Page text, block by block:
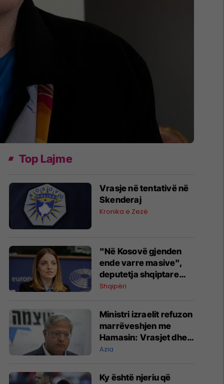
Top Lajme
Vrasje në tentativë në
Skenderaj
Kronika e Zezë
"Në Kosovë gjenden
ende varre masive",
deputetja shqiptare
kundërshton
Shkodër: Të dielën
protestë
Shqipëri
Ministri izraelit refuzon
marrëveshjen me
Hamasin: Vrasjet dhe
shpërngulja e
vazhdojnë
Azia
Ky është njeriu që